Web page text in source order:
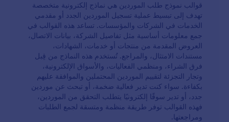
قوالب نموذج طلب الموردين هي نماذج إلكترونية متخصصة
تهدف إلى تبسيط عملية تسجيل الموردين الجدد أو مقدمي
الخدمات في الشركات والمؤسسات. تساعد هذه القوالب في
جمع معلومات أساسية مثل تفاصيل الشركة، بيانات الاتصال،
العروض المقدمة من منتجات أو خدمات، الشهادات،
مستندات الامتثال، والمراجع. تُستخدم هذه النماذج من قِبل
فرق الشراء، ومنظمي الفعاليات، والأسواق الإلكترونية،
وتجار التجزئة لتقييم الموردين المحتملين والموافقة عليهم
بكفاءة. سواء كنت تدير فعالية ضخمة، أو تبحث عن موردين
جدد، أو تدير سوقًا إلكترونيًا يتطلب التحقق من الموردين،
فهذه القوالب توفر طريقة منظمة ومتسقة لجمع الطلبات
ومراجعتها.